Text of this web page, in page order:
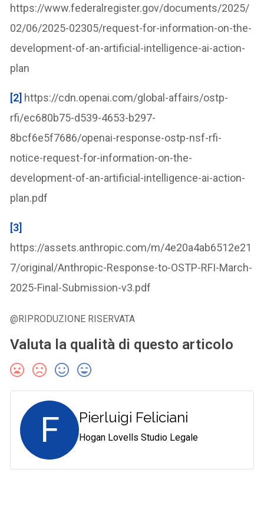
https://www.federalregister.gov/documents/2025/
02/06/2025-02305/request-for-information-on-the-
development-of-an-artificial-intelligence-ai-action-
plan
[2] https://cdn.openai.com/global-affairs/ostp-
rfi/ec680b75-d539-4653-b297-
8bcf6e5f7686/openai-response-ostp-nsf-rfi-
notice-request-for-information-on-the-
development-of-an-artificial-intelligence-ai-action-
plan.pdf
[3]
https://assets.anthropic.com/m/4e20a4ab6512e21
7/original/Anthropic-Response-to-OSTP-RFI-March-
2025-Final-Submission-v3.pdf
@RIPRODUZIONE RISERVATA
Valuta la qualità di questo articolo
F Pierluigi Feliciani
Hogan Lovells Studio Legale